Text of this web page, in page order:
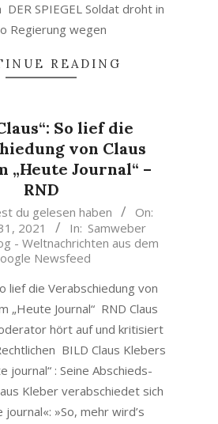
SPIEGEL Soldat droht in
Regierung wegen
READING
So lief die
von Claus
„Heute Journal“ –
RND
du gelesen haben
On:
2021
In: Samweber
- Weltnachrichten aus dem
Newsfeed
lief die Verabschiedung von
„Heute Journal“ RND Claus
hört auf und kritisiert
BILD Claus Klebers
journal“ : Seine Abschieds-
Kleber verabschiedet sich
»So, mehr wird’s